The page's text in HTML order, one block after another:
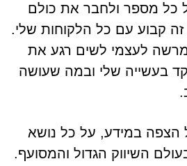
כל מספר ולחבר את כולם
קבוע עם כל הלקוחות שלי.
לעצמי לשים רגע את
בעשייה שלי ובמה שעושה
הצפה במידע, על כל נושא
השיווק הגדול והמסועף.